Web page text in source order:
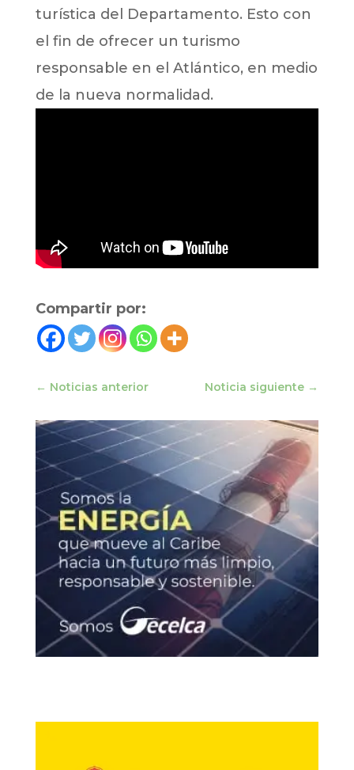
turística del Departamento. Esto con
el fin de ofrecer un turismo
responsable en el Atlántico, en medio
de la nueva normalidad.
Compartir por:
← Noticias anterior Noticia siguiente →